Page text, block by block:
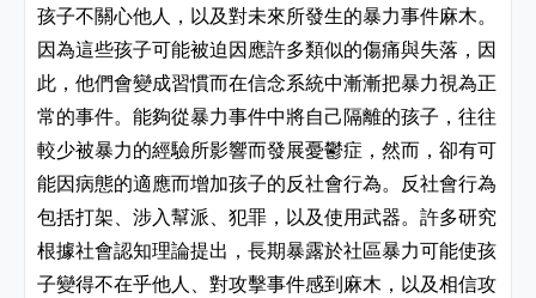
孩子不關心他人，以及對未來所發生的暴力事件麻木。
因為這些孩子可能被迫因應許多類似的傷痛與失落，因
此，他們會變成習慣而在信念系統中漸漸把暴力視為正
常的事件。能夠從暴力事件中將自己隔離的孩子，往往
較少被暴力的經驗所影響而發展憂鬱症，然而，卻有可
能因病態的適應而增加孩子的反社會行為。反社會行為
包括打架、涉入幫派、犯罪，以及使用武器。許多研究
根據社會認知理論提出，長期暴露於社區暴力可能使孩
子變得不在乎他人、對攻擊事件感到麻木，以及相信攻